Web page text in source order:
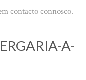
contacto connosco.
A-